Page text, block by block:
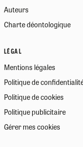
Auteurs
Charte déontologique
LÉGAL
Mentions légales
Politique de
Politique de cookies
Politique publicitaire
Gérer mes cookies